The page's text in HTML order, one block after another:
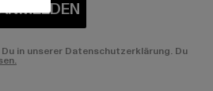
in unserer Datenschutzerklärung. Du